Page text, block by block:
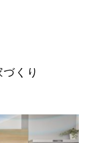
くり